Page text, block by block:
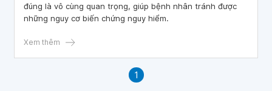
đúng là vô cùng quan trọng, giúp bệnh nhân tránh được
những nguy cơ biến chứng nguy hiểm.
Xem thêm
1